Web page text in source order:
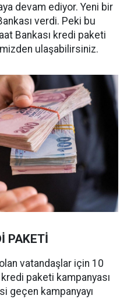
devam ediyor. Yeni bir
verdi. Peki bu
Bankası kredi paketi
ulaşabilirsiniz.
PAKETİ
vatandaşlar için 10
paketi kampanyası
geçen kampanyayı